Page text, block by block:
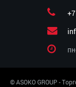
© ASOKO GROUP -